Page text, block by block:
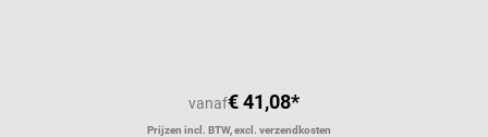
vanaf€ 41,08*
Prijzen incl. BTW, excl. verzendkosten